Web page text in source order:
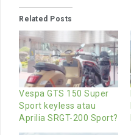
Related Posts
Vespa GTS 150 Super
Sport keyless atau
Aprilia SRGT-200 Sport?